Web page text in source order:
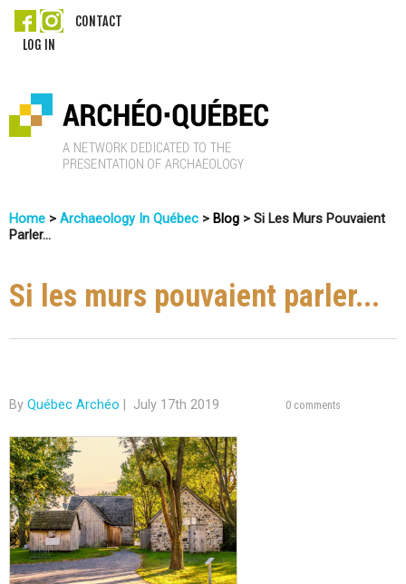
Skip
content
CONTACT
LOG IN
r
c
h
o
-
Q
u
é
You
Here
Home > Archaeology In Québec > Blog > Si Les Murs Pouvaient
Parler...
Si les murs pouvaient parler...
By Québec Archéo July 17th 2019 0 comments